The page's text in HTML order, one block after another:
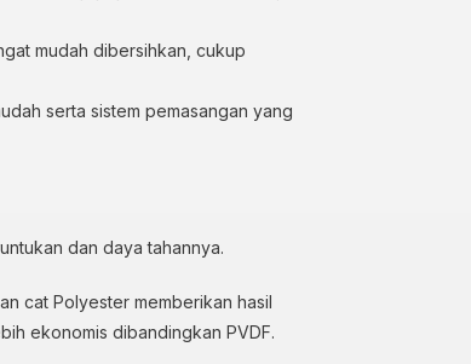
mudah dibersihkan, cukup
serta sistem pemasangan yang
dan daya tahannya.
cat Polyester memberikan hasil
ekonomis dibandingkan PVDF.